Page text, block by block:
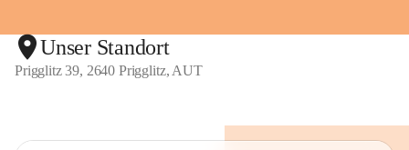
Unser Standort
Prigglitz 39, 2640 Prigglitz, AUT